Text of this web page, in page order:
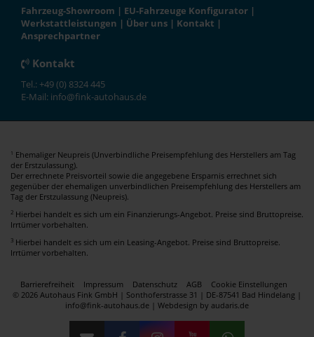
Fahrzeug-Showroom | EU-Fahrzeuge Konfigurator |
Werkstattleistungen | Über uns | Kontakt |
Ansprechpartner
Kontakt
Tel.: +49 (0) 8324 445
E-Mail: info@fink-autohaus.de
1 Ehemaliger Neupreis (Unverbindliche Preisempfehlung des Herstellers am Tag
der Erstzulassung).
Der errechnete Preisvorteil sowie die angegebene Ersparnis errechnet sich
gegenüber der ehemaligen unverbindlichen Preisempfehlung des Herstellers am
Tag der Erstzulassung (Neupreis).
2 Hierbei handelt es sich um ein Finanzierungs-Angebot. Preise sind Bruttopreise.
Irrtümer vorbehalten.
3 Hierbei handelt es sich um ein Leasing-Angebot. Preise sind Bruttopreise.
Irrtümer vorbehalten.
Barrierefreiheit Impressum Datenschutz AGB
Cookie Einstellungen
© 2026 Autohaus Fink GmbH | Sonthoferstrasse 31 | DE-87541 Bad Hindelang |
info@fink-autohaus.de | Webdesign by audaris.de